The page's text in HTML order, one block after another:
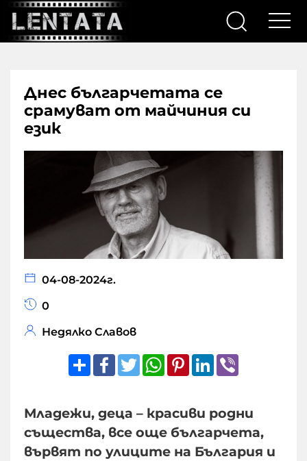
Днес българчетата се
срамуват от майчиния си
език
04-08-2024г.
0
Недялко Славов
ShareFacebook
TwitterWhatsApp
Pinterest
LinkedIn
Младежи, деца – красиви родни
същества, все още българчета,
вървят по улиците на България и